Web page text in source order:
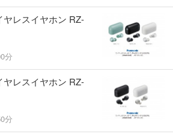
レスイヤホン RZ-
分
レスイヤホン RZ-
分